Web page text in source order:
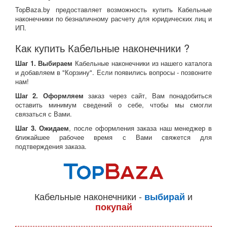
TopBaza.by предоставляет возможность купить Кабельные
наконечники по безналичному расчету для юридических лиц и
ИП.
Как купить Кабельные наконечники ?
Шаг 1. Выбираем Кабельные наконечники из нашего каталога
и добавляем в "Корзину". Если появились вопросы - позвоните
нам!
Шаг 2. Оформляем заказ через сайт, Вам понадобиться
оставить минимум сведений о себе, чтобы мы смогли
связаться с Вами.
Шаг 3. Ожидаем, после оформления заказа наш менеджер в
ближайшее рабочее время с Вами свяжется для
подтверждения заказа.
Кабельные наконечники - выбирай и
покупай